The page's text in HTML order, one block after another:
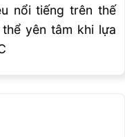
nổi tiếng trên thế
yên tâm khi lựa